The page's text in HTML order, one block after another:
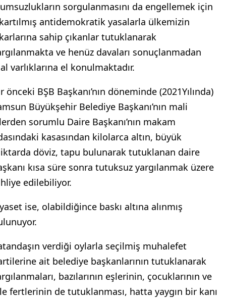
sorgulanmasını da engellemek için
antidemokratik yasalarla ülkemizin
sahip çıkanlar tutuklanarak
ve henüz davaları sonuçlanmadan
varlıklarına el konulmaktadır.
önceki BŞB Başkanı’nın döneminde (2021Yılında)
Büyükşehir Belediye Başkanı’nın mali
sorumlu Daire Başkanı’nın makam
kasasından kilolarca altın, büyük
döviz, tapu bulunarak tutuklanan daire
kısa süre sonra tutuksuz yargılanmak üzere
edilebiliyor.
ise, olabildiğince baskı altına alınmış
verdiği oylarla seçilmiş muhalefet
ait belediye başkanlarının tutuklanarak
bazılarının eşlerinin, çocuklarının ve
fertlerinin de tutuklanması, hatta yaygın bir kanı